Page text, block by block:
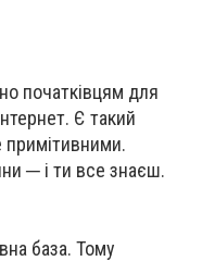
початківцям для
Є такий
примітивними.
─ і ти все знаєш.
база. Тому